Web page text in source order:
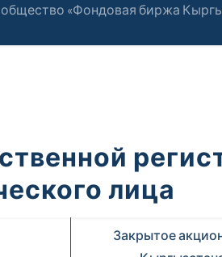
«Фондовая биржа
лица
Закрытое